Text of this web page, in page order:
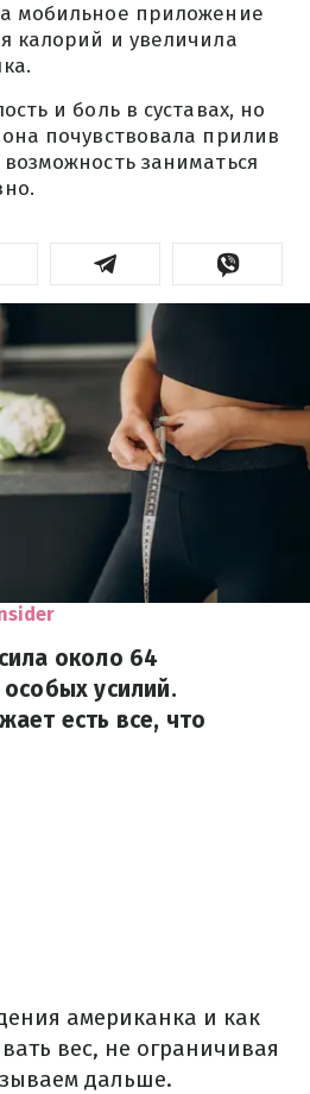
мобильное приложение
калорий и увеличила
и боль в суставах, но
почувствовала прилив
заниматься
около 64
усилий.
есть все, что
американка и как
вес, не ограничивая
дальше.